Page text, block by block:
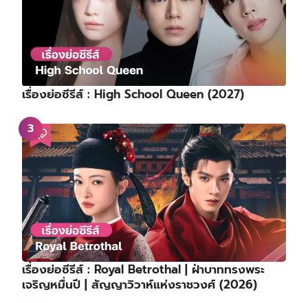
เรื่องย่อซีรีส์ : High School Queen (2027)
เรื่องย่อซีรีส์ : Royal Betrothal | ฝ่าบาททรงพระ
เจริญหมื่นปี | สัญญาวิวาห์แห่งราชวงศ์ (2026)